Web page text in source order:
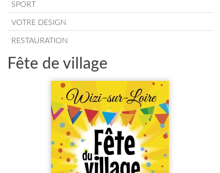
SPORT
VOTRE DESIGN
RESTAURATION
Fête de village